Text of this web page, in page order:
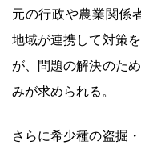
元の行政や農業関係
地域が連携して対策
が、問題の解決のた
みが求められる。
さらに希少種の盗掘